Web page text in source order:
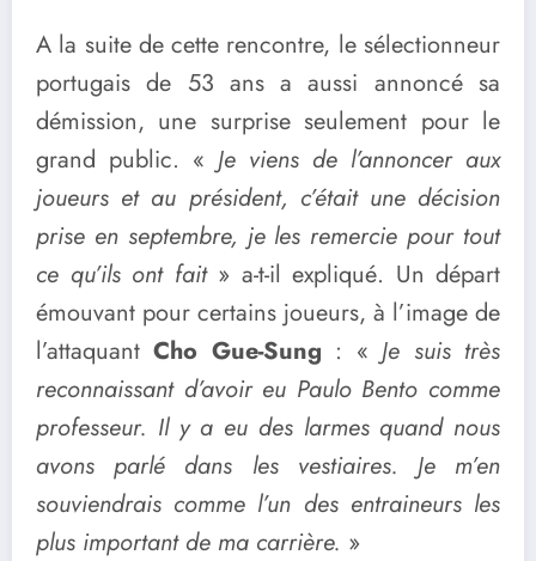
A la suite de cette rencontre, le sélectionneur
portugais de 53 ans a aussi annoncé sa
démission, une surprise seulement pour le
grand public. « Je viens de l’annoncer aux
joueurs et au président, c’était une décision
prise en septembre, je les remercie pour tout
ce qu’ils ont fait» a-t-il expliqué. Un départ
émouvant pour certains joueurs, à l’image de
l’attaquantCho Gue-Sung : « Je suis très
reconnaissant d’avoir eu Paulo Bento comme
professeur. Il y a eu des larmes quand nous
avons parlé dans les vestiaires. Je m’en
souviendrais comme l’un des entraineurs les
plus important de ma carrière. »